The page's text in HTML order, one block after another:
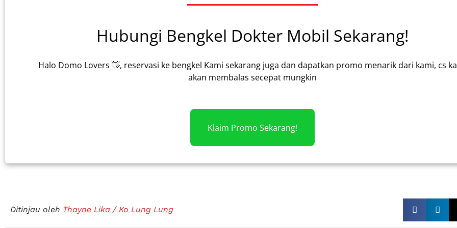
Hubungi Bengkel Dokter Mobil Sekarang!
Halo Domo Lovers 👋, reservasi ke bengkel Kami sekarang juga dan dapatkan promo menarik dari kami, cs
akan membalas secepat mungkin
Klaim Promo Sekarang!
Ditinjau oleh Thayne Lika / Ko Lung Lung